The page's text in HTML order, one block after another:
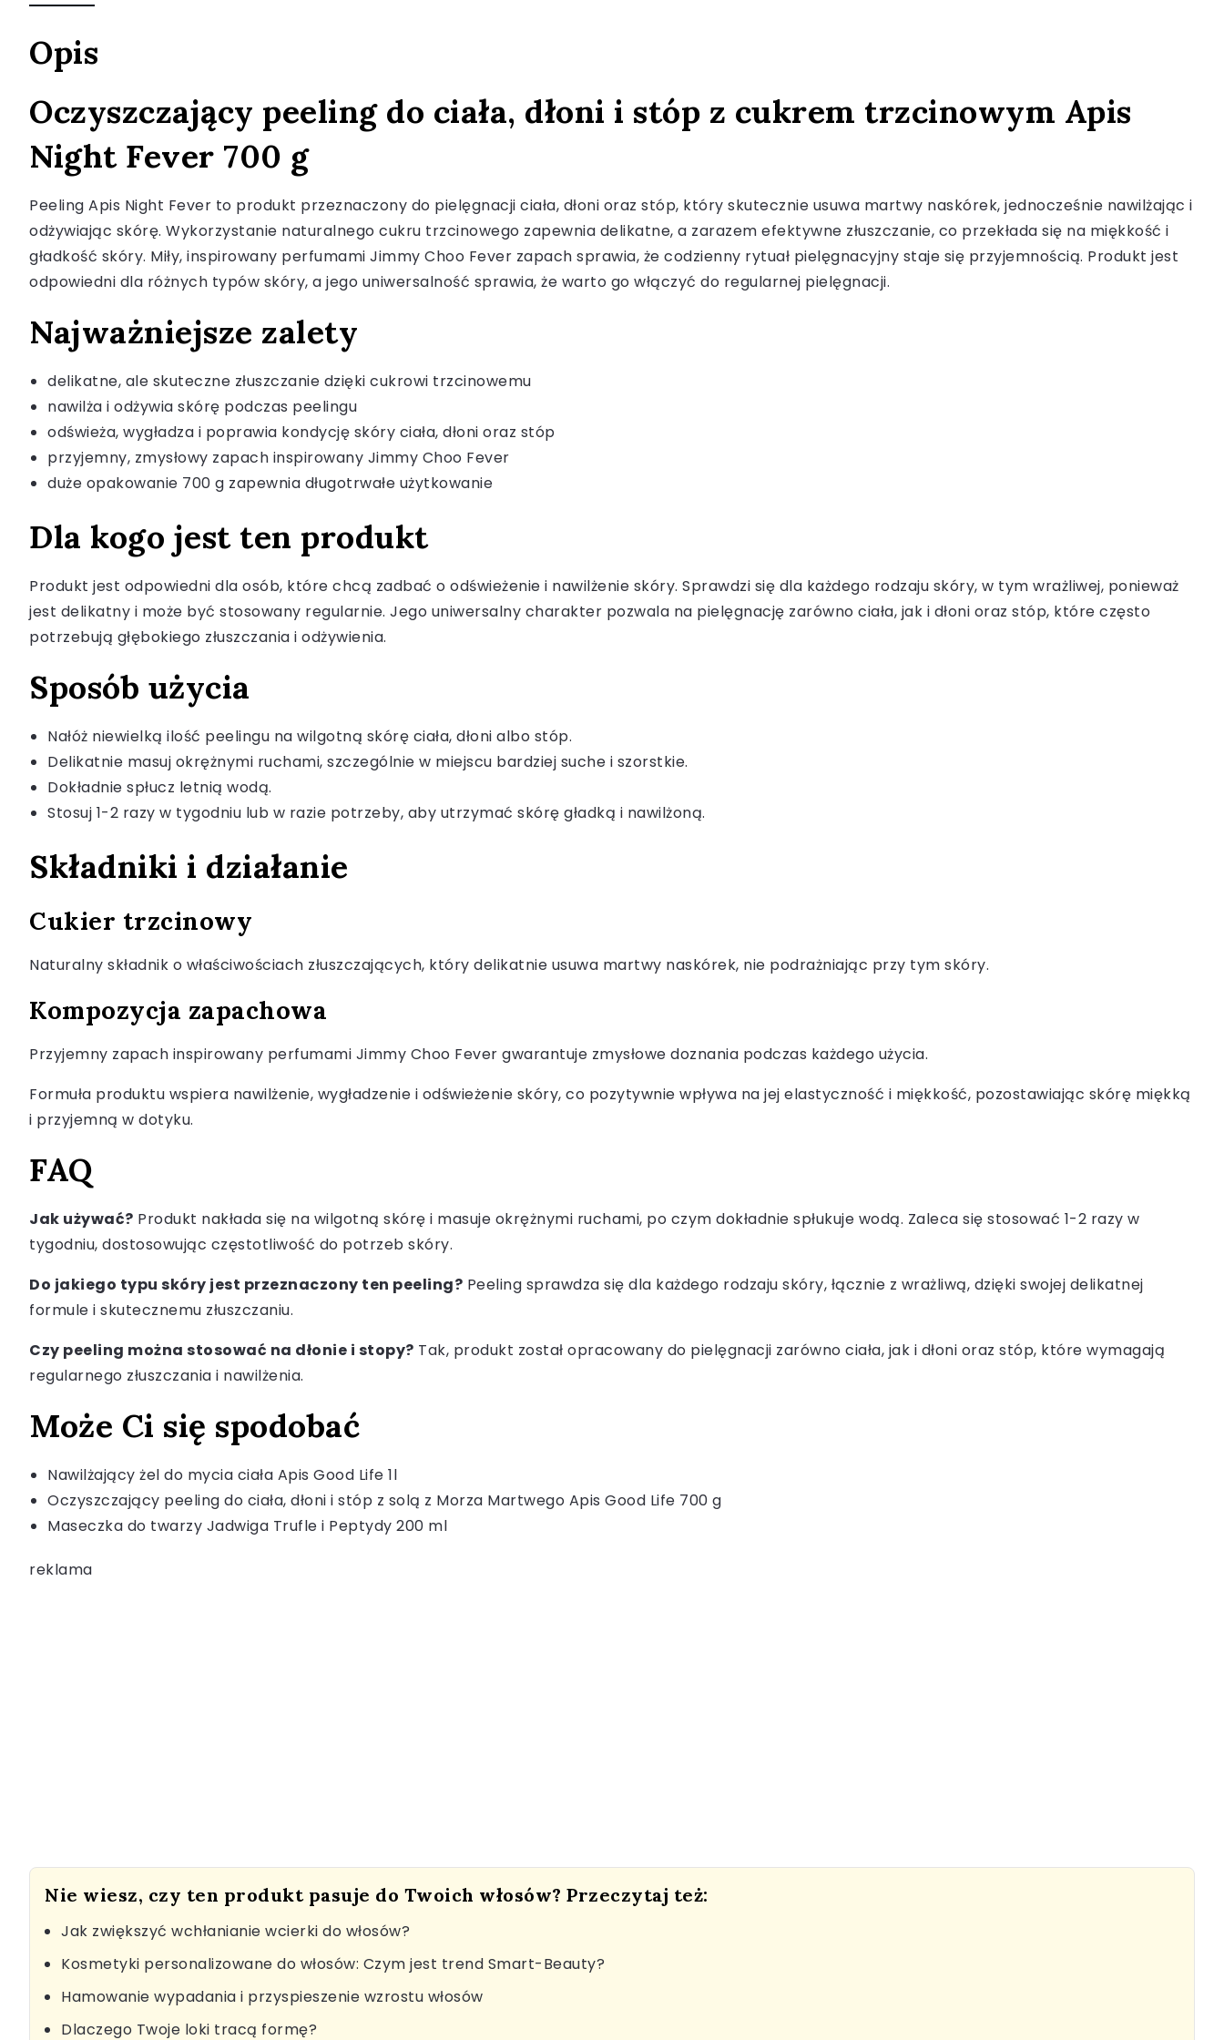
Opis
Oczyszczający peeling do ciała, dłoni i stóp z cukrem trzcinowym Apis
Night Fever 700 g
Peeling Apis Night Fever to produkt przeznaczony do pielęgnacji ciała, dłoni oraz stóp, który skutecznie usuwa martwy naskórek, jednocześnie nawilżając i
odżywiając skórę. Wykorzystanie naturalnego cukru trzcinowego zapewnia delikatne, a zarazem efektywne złuszczanie, co przekłada się na miękkość i
gładkość skóry. Miły, inspirowany perfumami Jimmy Choo Fever zapach sprawia, że codzienny rytuał pielęgnacyjny staje się przyjemnością. Produkt jest
odpowiedni dla różnych typów skóry, a jego uniwersalność sprawia, że warto go włączyć do regularnej pielęgnacji.
Najważniejsze zalety
delikatne, ale skuteczne złuszczanie dzięki cukrowi trzcinowemu
nawilża i odżywia skórę podczas peelingu
odświeża, wygładza i poprawia kondycję skóry ciała, dłoni oraz stóp
przyjemny, zmysłowy zapach inspirowany Jimmy Choo Fever
duże opakowanie 700 g zapewnia długotrwałe użytkowanie
Dla kogo jest ten produkt
Produkt jest odpowiedni dla osób, które chcą zadbać o odświeżenie i nawilżenie skóry. Sprawdzi się dla każdego rodzaju skóry, w tym wrażliwej, ponieważ
jest delikatny i może być stosowany regularnie. Jego uniwersalny charakter pozwala na pielęgnację zarówno ciała, jak i dłoni oraz stóp, które często
potrzebują głębokiego złuszczania i odżywienia.
Sposób użycia
Nałóż niewielką ilość peelingu na wilgotną skórę ciała, dłoni albo stóp.
Delikatnie masuj okrężnymi ruchami, szczególnie w miejscu bardziej suche i szorstkie.
Dokładnie spłucz letnią wodą.
Stosuj 1-2 razy w tygodniu lub w razie potrzeby, aby utrzymać skórę gładką i nawilżoną.
Składniki i działanie
Cukier trzcinowy
Naturalny składnik o właściwościach złuszczających, który delikatnie usuwa martwy naskórek, nie podrażniając przy tym skóry.
Kompozycja zapachowa
Przyjemny zapach inspirowany perfumami Jimmy Choo Fever gwarantuje zmysłowe doznania podczas każdego użycia.
Formuła produktu wspiera nawilżenie, wygładzenie i odświeżenie skóry, co pozytywnie wpływa na jej elastyczność i miękkość, pozostawiając skórę miękką
i przyjemną w dotyku.
FAQ
Jak używać? Produkt nakłada się na wilgotną skórę i masuje okrężnymi ruchami, po czym dokładnie spłukuje wodą. Zaleca się stosować 1-2 razy w
tygodniu, dostosowując częstotliwość do potrzeb skóry.
Do jakiego typu skóry jest przeznaczony ten peeling? Peeling sprawdza się dla każdego rodzaju skóry, łącznie z wrażliwą, dzięki swojej delikatnej
formule i skutecznemu złuszczaniu.
Czy peeling można stosować na dłonie i stopy? Tak, produkt został opracowany do pielęgnacji zarówno ciała, jak i dłoni oraz stóp, które wymagają
regularnego złuszczania i nawilżenia.
Może Ci się spodobać
Nawilżający żel do mycia ciała Apis Good Life 1l
Oczyszczający peeling do ciała, dłoni i stóp z solą z Morza Martwego Apis Good Life 700 g
Maseczka do twarzy Jadwiga Trufle i Peptydy 200 ml
reklama
Nie wiesz, czy ten produkt pasuje do Twoich włosów? Przeczytaj też:
Jak zwiększyć wchłanianie wcierki do włosów?
Kosmetyki personalizowane do włosów: Czym jest trend Smart-Beauty?
Hamowanie wypadania i przyspieszenie wzrostu włosów
Dlaczego Twoje loki tracą formę?